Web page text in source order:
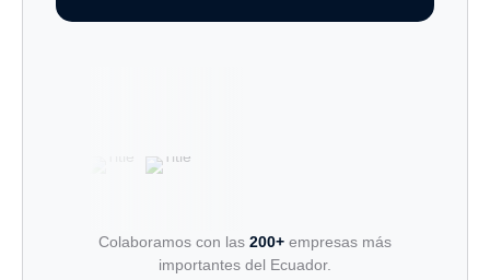
Colaboramos con las 200+ empresas más
importantes del Ecuador.